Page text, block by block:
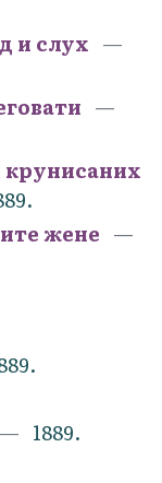
и слух
крунисаних
жене
1889.